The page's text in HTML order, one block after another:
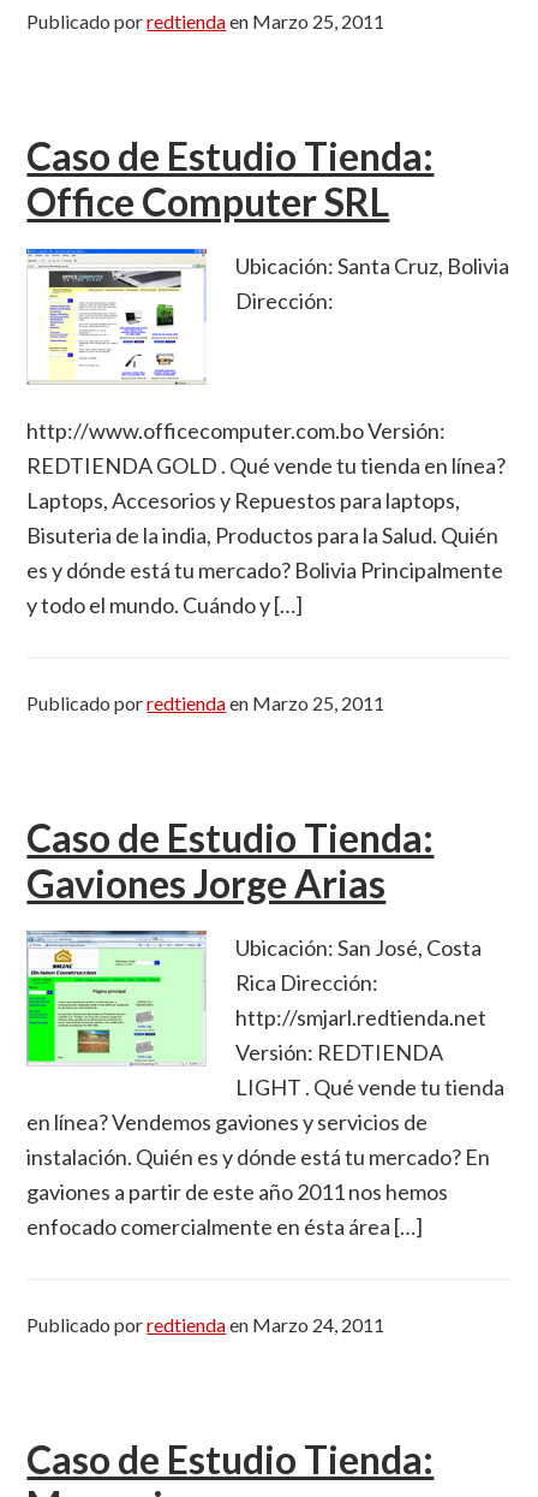
Publicado porredtiendaen Marzo 25, 2011
Caso de Estudio Tienda:
Office Computer SRL
Ubicación: Santa Cruz, Bolivia
Dirección:
http://www.officecomputer.com.bo Versión:
REDTIENDA GOLD . Qué vende tu tienda en línea?
Laptops, Accesorios y Repuestos para laptops,
Bisuteria de la india, Productos para la Salud. Quién
es y dónde está tu mercado? Bolivia Principalmente
y todo el mundo. Cuándo y […]
Publicado porredtiendaen Marzo 25, 2011
Caso de Estudio Tienda:
Gaviones Jorge Arias
Ubicación: San José, Costa
Rica Dirección:
http://smjarl.redtienda.net
Versión: REDTIENDA
LIGHT . Qué vende tu tienda
en línea? Vendemos gaviones y servicios de
instalación. Quién es y dónde está tu mercado? En
gaviones a partir de este año 2011 nos hemos
enfocado comercialmente en ésta área […]
Publicado porredtiendaen Marzo 24, 2011
Caso de Estudio Tienda: